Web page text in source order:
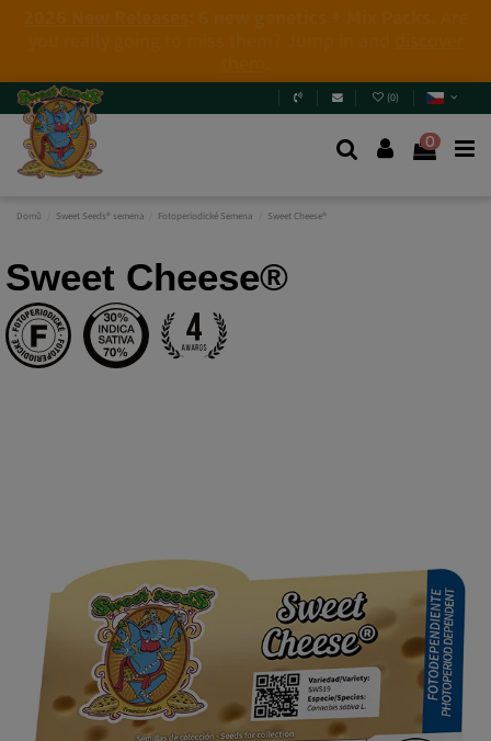
(0)
0
Domů Sweet Seeds® semena Fotoperiodické Semena Sweet Cheese®
Sweet Cheese®